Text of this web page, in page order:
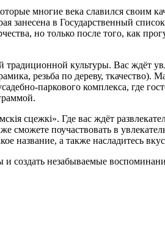
многие века славился своим
занесена в Государственный
но только после того, как
традиционной культуры. Вас ждёт
резьба по дереву, ткачество).
паркового комплекса, где
сцежкі». Где вас ждёт
сможете поучаствовать в
название, а также насладитесь
создать незабываемые